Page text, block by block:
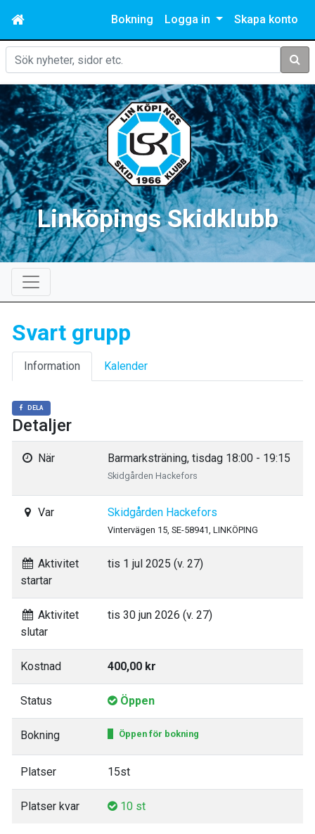
Bokning Logga in Skapa konto
Sök
Linköpings Skidklubb
Svart grupp
Information Kalender
DELA
Detaljer
När Barmarksträning, tisdag 18:00 - 19:15
Skidgården Hackefors
Var Skidgården Hackefors
Vintervägen 15, SE-58941, LINKÖPING
Aktivitet
startar
tis 1 jul 2025 (v. 27)
Aktivitet
slutar
tis 30 jun 2026 (v. 27)
Kostnad 400,00 kr
Status Öppen
Bokning Öppen för bokning
Platser 15st
Platser kvar 10 st